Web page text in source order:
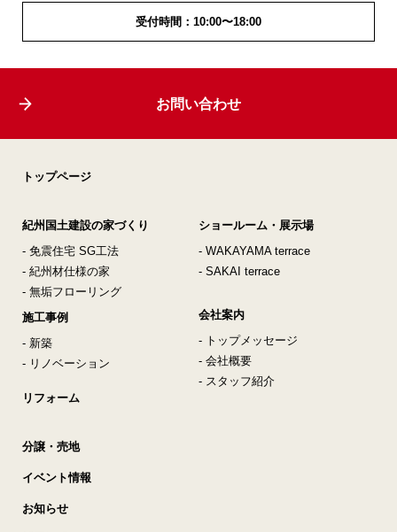
受付時間：10:00〜18:00
お問い合わせ
トップページ
紀州国土建設の家づくり
- 免震住宅 SG工法
- 紀州材仕様の家
- 無垢フローリング
施工事例
- 新築
- リノベーション
リフォーム
分譲・売地
イベント情報
お知らせ
ショールーム・展示場
- WAKAYAMA terrace
- SAKAI terrace
会社案内
- トップメッセージ
- 会社概要
- スタッフ紹介